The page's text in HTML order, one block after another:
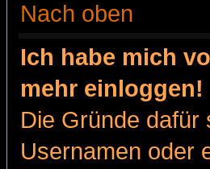
Nach oben
Ich habe mich
mehr einloggen!
Die Gründe dafür
Usernamen oder